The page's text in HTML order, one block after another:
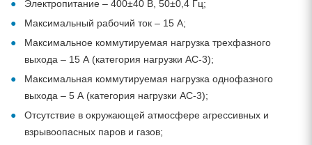
Электропитание – 400±40 В, 50±0,4 Гц;
Максимальный рабочий ток – 15 А;
Максимальное коммутируемая нагрузка трехфазного
выхода – 15 А (категория нагрузки AC-3);
Максимальная коммутируемая нагрузка однофазного
выхода – 5 А (категория нагрузки AC-3);
Отсутствие в окружающей атмосфере агрессивных и
взрывоопасных паров и газов;